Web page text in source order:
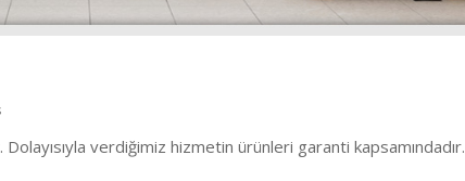
verdiğimiz hizmetin ürünleri garanti kapsamındadır.